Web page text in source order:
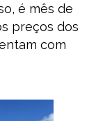
é mês de
preços dos
com